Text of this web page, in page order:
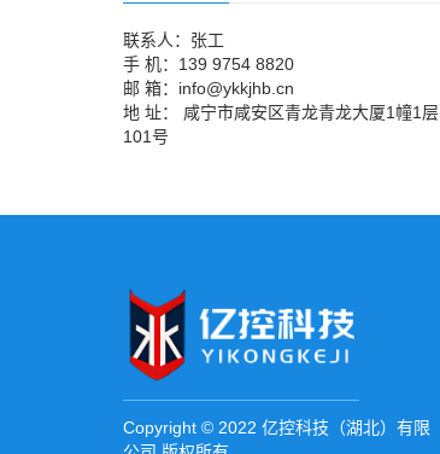
联系人：张工
手 机：139 9754 8820
邮 箱：info@ykkjhb.cn
地 址： 咸宁市咸安区青龙青龙大厦1幢1层
101号
Copyright © 2022 亿控科技（湖北）有限